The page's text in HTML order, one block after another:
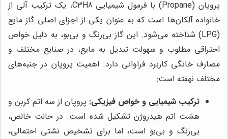
پروپان (Propane) با فرمول شیمیایی C3H8، یک ترکیب آلی از
خانواده آلکان‌ها است که به عنوان یکی از اجزای اصلی گاز مایع
(LPG) شناخته می‌شود. این گاز بی‌رنگ و بی‌بو، به دلیل خواص
احتراقی مطلوب و سهولت تبدیل به مایع، در صنایع مختلف و
مصارف خانگی کاربرد فراوانی دارد. اهمیت پروپان در جنبه‌های
مختلف نهفته است:
ترکیب شیمیایی و خواص فیزیکی: پروپان از سه اتم کربن و
هشت اتم هیدروژن تشکیل شده است. در حالت خالص،
بی‌رنگ و بی‌بو است، اما برای تشخیص نشتی احتمالی،